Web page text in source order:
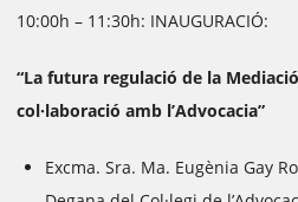
10:00h – 11:30h: INAUGURACIÓ:
“La futura regulació de la
col·laboració amb l’Advocacia”
Excma. Sra. Ma. Eugènia Gay